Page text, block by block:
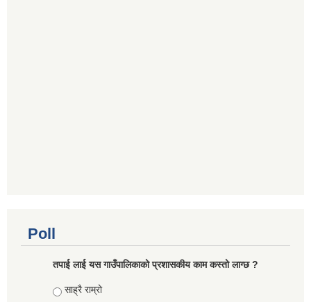
Poll
तपाई लाई यस गाउँपालिकाको प्रशासकीय काम कस्तो लाग्छ ?
Choices
साह्रै राम्रो